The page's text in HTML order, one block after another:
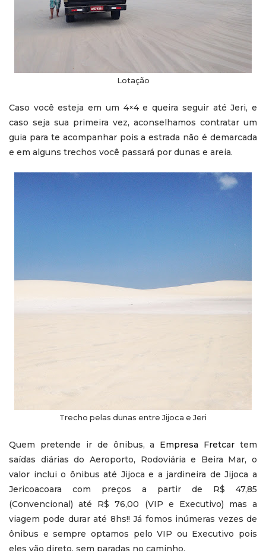
Lotação
Caso você esteja em um 4×4 e queira seguir até Jeri, e
caso seja sua primeira vez, aconselhamos contratar um
guia para te acompanhar pois a estrada não é demarcada
e em alguns trechos você passará por dunas e areia.
Trecho pelas dunas entre Jijoca e Jeri
Quem pretende ir de ônibus, a Empresa Fretcar tem
saídas diárias do Aeroporto, Rodoviária e Beira Mar, o
valor inclui o ônibus até Jijoca e a jardineira de Jijoca a
Jericoacoara com preços a partir de R$ 47,85
(Convencional) até R$ 76,00 (VIP e Executivo) mas a
viagem pode durar até 8hs!! Já fomos inúmeras vezes de
ônibus e sempre optamos pelo VIP ou Executivo pois
eles vão direto, sem paradas no caminho.